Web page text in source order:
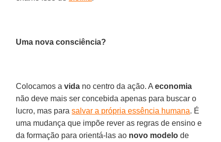
Uma nova consciência?
Colocamos avida no centro da ação. Aeconomia
não deve mais ser concebida apenas para buscar o
lucro, mas parasalvar a própria essência humana. É
uma mudança que impõe rever as regras de ensino e
da formação para orientá-las ao novo modelo de